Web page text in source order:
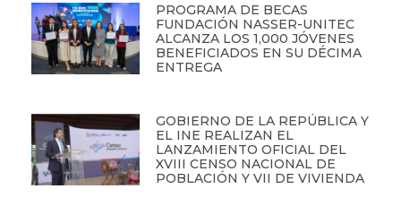
PROGRAMA DE BECAS
FUNDACIÓN NASSER-UNITEC
ALCANZA LOS 1,000 JÓVENES
BENEFICIADOS EN SU DÉCIMA
ENTREGA
GOBIERNO DE LA REPÚBLICA Y
EL INE REALIZAN EL
LANZAMIENTO OFICIAL DEL
XVIII CENSO NACIONAL DE
POBLACIÓN Y VII DE VIVIENDA